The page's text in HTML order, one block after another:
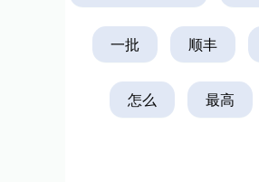
一批 顺丰
怎么 最高